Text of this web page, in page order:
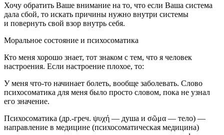
Хочу обратить Ваше внимание на то, что если Ваша система
дала сбой, то искать причины нужно внутри системы
и повернуть свой взор внутрь себя.
Моральное состояние и психосоматика
Кто меня хорошо знает, тот знаком с тем, что я человек
настроения. Если настроение плохое, то:
У меня что-то начинает болеть, вообще заболевать. Слово
психосоматика для меня было просто словом, пока не узнал
его значение.
Психосоматика (др.-греч. ψυχή — душа и σῶμα — тело) —
направление в медицине (психосоматическая медицина)